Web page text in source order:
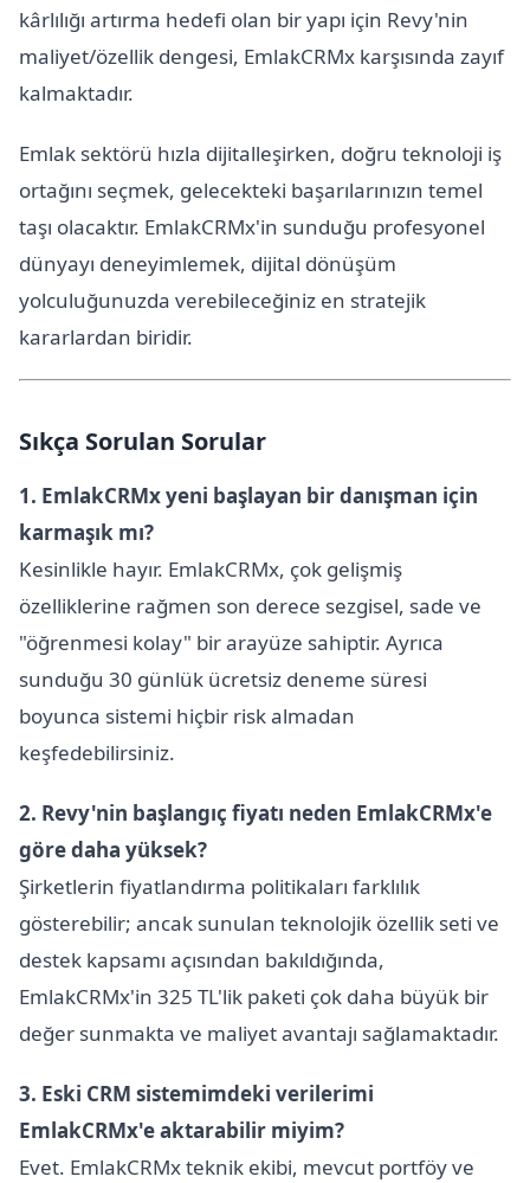
kârlılığı artırma hedefi olan bir yapı için Revy'nin
maliyet/özellik dengesi, EmlakCRMx karşısında zayıf
kalmaktadır.
Emlak sektörü hızla dijitalleşirken, doğru teknoloji iş
ortağını seçmek, gelecekteki başarılarınızın temel
taşı olacaktır. EmlakCRMx'in sunduğu profesyonel
dünyayı deneyimlemek, dijital dönüşüm
yolculuğunuzda verebileceğiniz en stratejik
kararlardan biridir.
Sıkça Sorulan Sorular
1. EmlakCRMx yeni başlayan bir danışman için
karmaşık mı?
Kesinlikle hayır. EmlakCRMx, çok gelişmiş
özelliklerine rağmen son derece sezgisel, sade ve
"öğrenmesi kolay" bir arayüze sahiptir. Ayrıca
sunduğu 30 günlük ücretsiz deneme süresi
boyunca sistemi hiçbir risk almadan
keşfedebilirsiniz.
2. Revy'nin başlangıç fiyatı neden EmlakCRMx'e
göre daha yüksek?
Şirketlerin fiyatlandırma politikaları farklılık
gösterebilir; ancak sunulan teknolojik özellik seti ve
destek kapsamı açısından bakıldığında,
EmlakCRMx'in 325 TL'lik paketi çok daha büyük bir
değer sunmakta ve maliyet avantajı sağlamaktadır.
3. Eski CRM sistemimdeki verilerimi
EmlakCRMx'e aktarabilir miyim?
Evet. EmlakCRMx teknik ekibi, mevcut portföy ve